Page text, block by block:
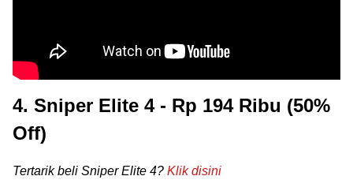
4. Sniper Elite 4 - Rp 194 Ribu (50%
Off)
Tertarik beli Sniper Elite 4? Klik disini